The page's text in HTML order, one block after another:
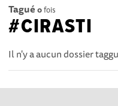
Tagué 0fois
#CIRASTI
Il n'y a aucun dossier